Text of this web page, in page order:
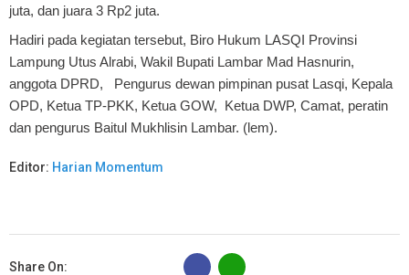
juta, dan juara 3 Rp2 juta.
Hadiri pada kegiatan tersebut, Biro Hukum LASQI Provinsi
Lampung Utus Alrabi, Wakil Bupati Lambar Mad Hasnurin,
anggota DPRD, Pengurus dewan pimpinan pusat Lasqi, Kepala
OPD, Ketua TP-PKK, Ketua GOW, Ketua DWP, Camat, peratin
dan pengurus Baitul Mukhlisin Lambar. (lem).
Editor: Harian Momentum
Share On:
B